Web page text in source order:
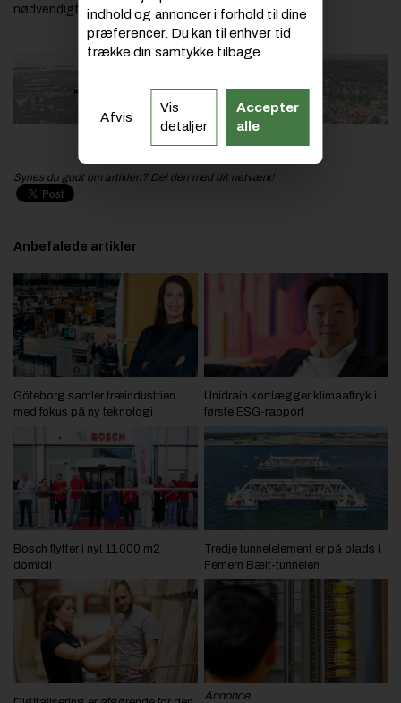
nødvendigt at samarbejde og dele bolden.
Synes du godt om artiklen? Del den med dit netværk!
Anbefalede artikler
Göteborg samler træindustrien
med fokus på ny teknologi
Unidrain kortlægger klimaaftryk i
første ESG-rapport
Bosch flytter i nyt 11.000 m2
domicil
Tredje tunnelelement er på plads i
Femern Bælt-tunnelen
Annonce
indhold og annoncer i forhold til dine
præferencer. Du kan til enhver tid
trække din samtykke tilbage
Afvis
Vis
detaljer
Accepter
alle